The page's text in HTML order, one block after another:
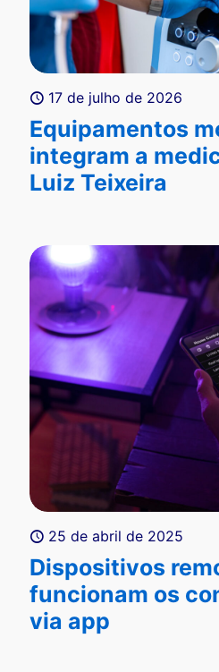
17 de julho de 2026
Equipamentos
integram a
Luiz Teixeira
25 de abril de 2025
Dispositivos
funcionam os
via app